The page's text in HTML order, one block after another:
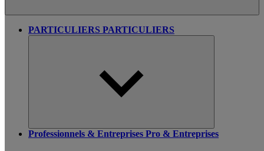
PARTICULIERS PARTICULIERS
Professionnels & Entreprises Pro & Entreprises